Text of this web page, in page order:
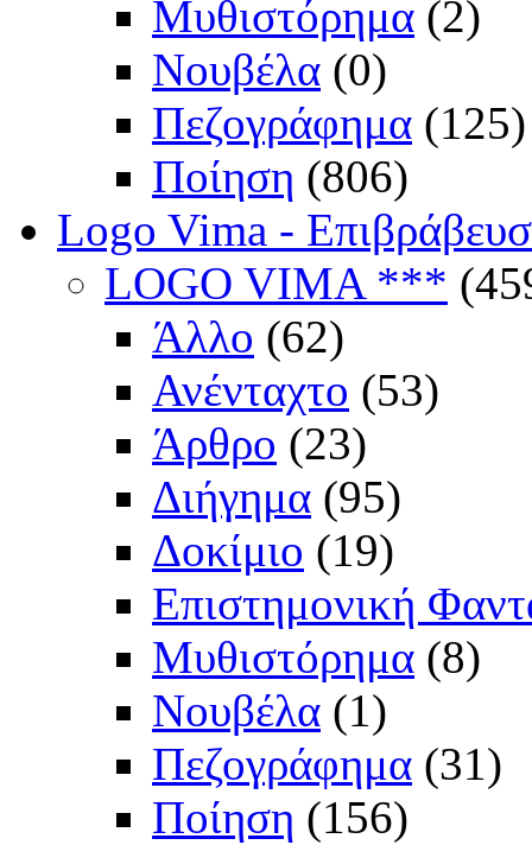
Μυθιστόρημα (2)
Νουβέλα (0)
Πεζογράφημα (125)
Ποίηση (806)
Logo Vima -
LOGO VIMA ***
Άλλο (62)
Ανένταχτο (53)
Άρθρο (23)
Διήγημα (95)
Δοκίμιο (19)
Επιστημονική
Μυθιστόρημα (8)
Νουβέλα (1)
Πεζογράφημα (31)
Ποίηση (156)